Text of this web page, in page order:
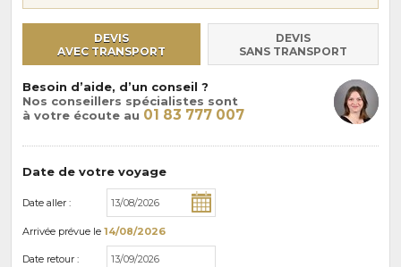
DEVIS
AVEC TRANSPORT
DEVIS
SANS TRANSPORT
Besoin d’aide, d’un conseil ?
Nos conseillers spécialistes sont
à votre écoute au 01 83 777 007
Date de votre voyage
Date aller :
Arrivée prévue le 14/08/2026
Date retour :